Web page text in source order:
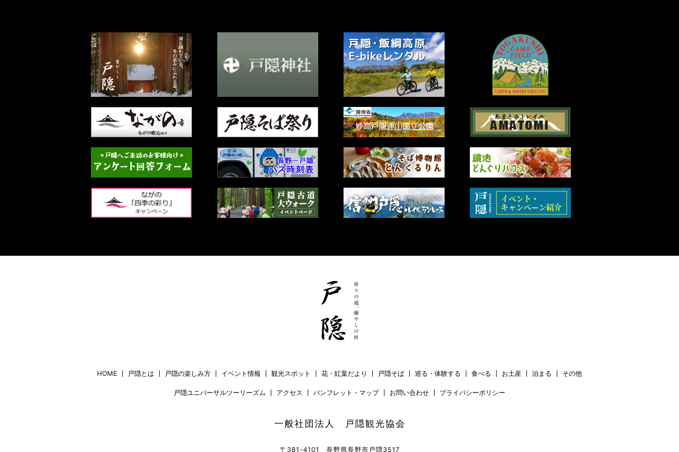
HOME 戸隠とは 戸隠の楽しみ方 イベント情報 観光スポット 花・紅葉だより 戸隠そば 巡る・体験する 食べる お土産 泊まる その他
戸隠ユニバーサルツーリーズム アクセス パンフレット・マップ お問い合わせ プライバシーポリシー
一般社団法人 戸隠観光協会
〒381-4101 長野県長野市戸隠3517